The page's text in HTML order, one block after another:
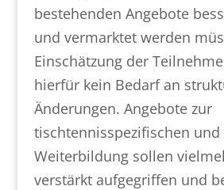
bestehenden Angebote
und vermarktet werden
Einschätzung der
hierfür kein Bedarf an
Änderungen. Angebote zur
tischtennisspezifischen
Weiterbildung sollen
verstärkt aufgegriffen und